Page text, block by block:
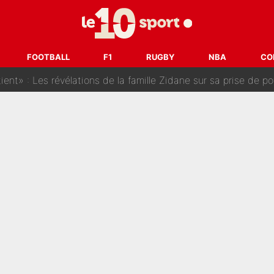
FOOTBALL F1 RUGBY NBA
à 90 % des Français» : Voilà combien touchait Nelson Monfort sur
le PSG : Un gros club étranger prêt à relancer le feuilleton pour
: Les révélations de la famille Zidane sur sa prise de